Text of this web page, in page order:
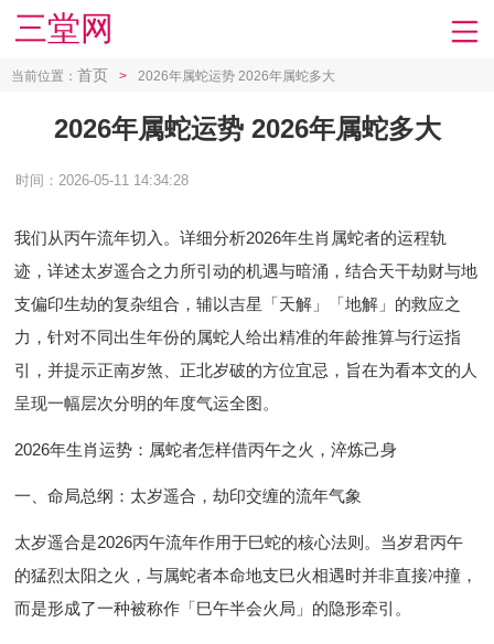
三堂网
当前位置： 首页 > 2026年属蛇运势 2026年属蛇多大
2026年属蛇运势 2026年属蛇多大
时间：2026-05-11 14:34:28
我们从丙午流年切入。详细分析2026年生肖属蛇者的运程轨
迹，详述太岁遥合之力所引动的机遇与暗涌，结合天干劫财与地
支偏印生劫的复杂组合，辅以吉星「天解」「地解」的救应之
力，针对不同出生年份的属蛇人给出精准的年龄推算与行运指
引，并提示正南岁煞、正北岁破的方位宜忌，旨在为看本文的人
呈现一幅层次分明的年度气运全图。
2026年生肖运势：属蛇者怎样借丙午之火，淬炼己身
一、命局总纲：太岁遥合，劫印交缠的流年气象
太岁遥合是2026丙午流年作用于巳蛇的核心法则。当岁君丙午
的猛烈太阳之火，与属蛇者本命地支巳火相遇时并非直接冲撞，
而是形成了一种被称作「巳午半会火局」的隐形牵引。